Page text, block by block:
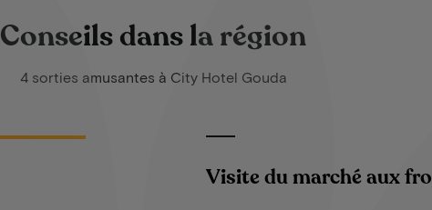
Conseils dans la région
4 sorties amusantes à City Hotel Gouda
Visite du marché aux